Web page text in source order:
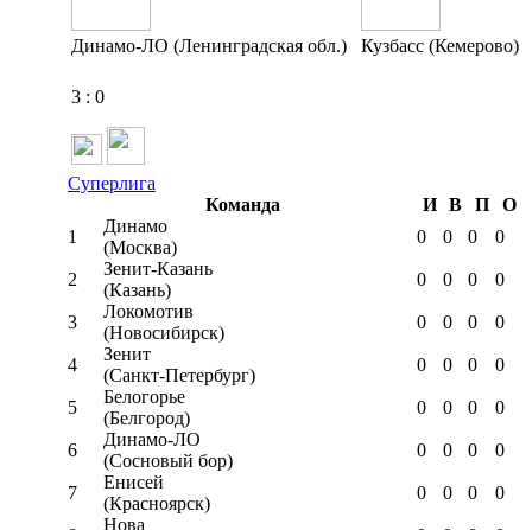
Динамо-ЛО (Ленинградская обл.) Кузбасс (Кемерово)
3 : 0
Суперлига
Команда
И В П
О
1
Динамо
(Москва)
0 0 0 0
2
Зенит-Казань
(Казань)
0 0 0 0
3
Локомотив
(Новосибирск)
0 0 0 0
4
Зенит
(Санкт-Петербург)
0 0 0 0
5
Белогорье
(Белгород)
0 0 0 0
6
Динамо-ЛО
(Сосновый бор)
0 0 0 0
7
Енисей
(Красноярск)
0 0 0 0
Нова